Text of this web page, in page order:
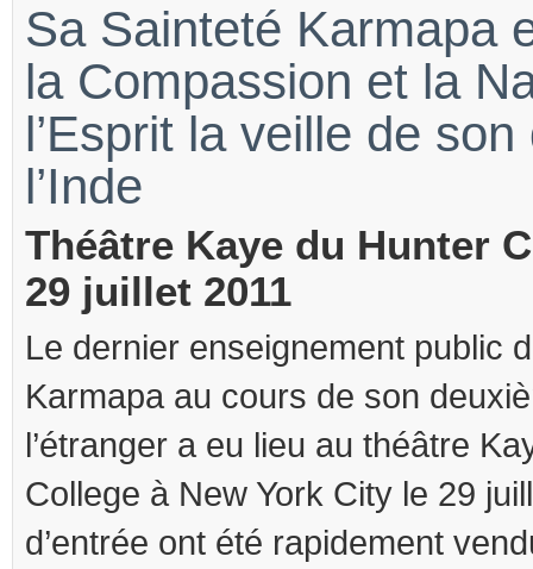
Sa Sainteté Karmapa
la Compassion et la
l’Esprit la veille de
l’Inde
Théâtre Kaye du Hunter
29 juillet 2011
Le dernier enseignement public
Karmapa au cours de son
l’étranger a eu lieu au théâtre
College à New York City le 29
d’entrée ont été rapidement